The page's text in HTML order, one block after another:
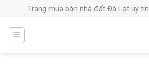
content
Trang mua bán nhà đất Đà Lạt uy tín